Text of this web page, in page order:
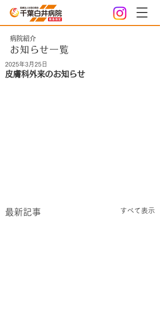
病院紹介
お知らせ一覧
皮膚科外来のお知らせ
2025年3月25日
最新記事 すべて表示